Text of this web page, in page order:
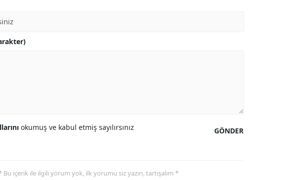
GÖNDER
okumuş ve kabul etmiş sayılırsınız
Bu içerik ile ilgili yorum yok, ilk yorumu siz yazın, tartışalım *